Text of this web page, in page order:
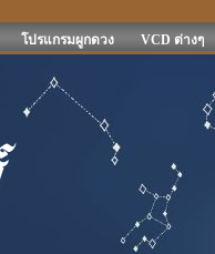
โปรแกรมผูกดวง VCD ต่างๆ